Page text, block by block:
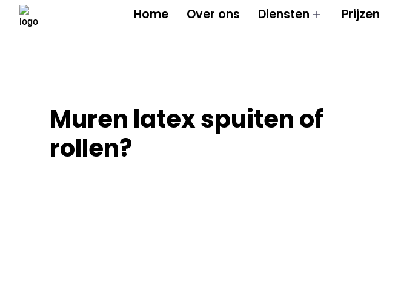
Home Over ons Diensten Prijzen
Muren latex spuiten of
rollen?